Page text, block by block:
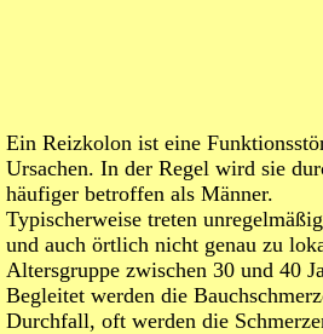
Ein Reizkolon ist eine
Ursachen. In der Regel wird sie
häufiger betroffen als Männer.
Typischerweise treten
und auch örtlich nicht genau zu
Altersgruppe zwischen 30 und 40
Begleitet werden die
Durchfall, oft werden die